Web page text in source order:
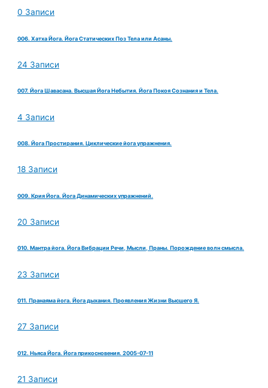
0 Записи
006. Хатха Йога. Йога Статических Поз Тела или Асаны.
24 Записи
007. Йога Шавасана. Высшая Йога Небытия. Йога Покоя Сознания и Тела.
4 Записи
008. Йога Простирания. Циклические йога упражнения.
18 Записи
009. Крия Йога. Йога Динамических упражнений.
20 Записи
010. Мантра йога. Йога Вибрации Речи, Мысли, Праны. Порождение волн смысла.
23 Записи
011. Пранаяма йога. Йога дыхания. Проявления Жизни Высшего Я.
27 Записи
012. Ньяса Йога. Йога прикосновения. 2005-07-11
21 Записи